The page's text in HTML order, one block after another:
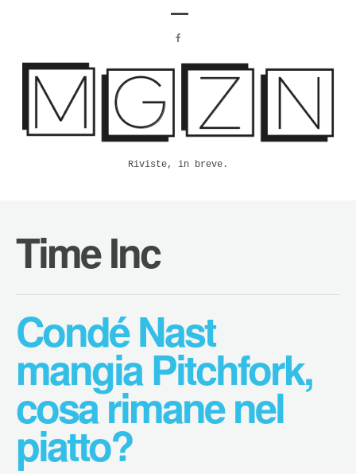
Riviste, in breve.
Time Inc
Condé Nast
mangia Pitchfork,
cosa rimane nel
piatto?